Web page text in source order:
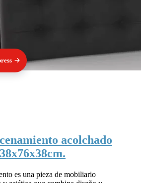
acolchado
es una pieza de mobiliario